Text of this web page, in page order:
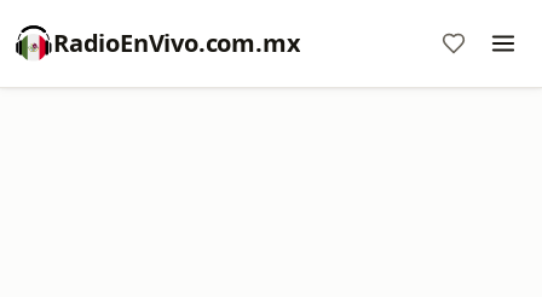
RadioEnVivo.com.mx